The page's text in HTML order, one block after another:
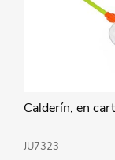
Calderín, en
JU7323